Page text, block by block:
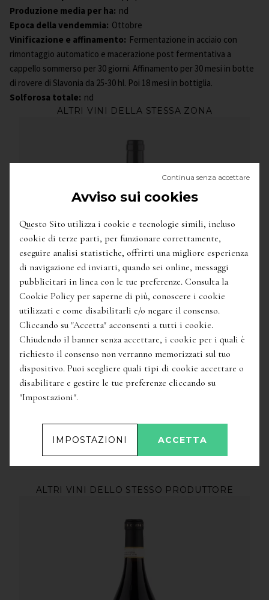
Produzione media per ha: nd
Epoca della vendemmia: Ottobre
Vinificazione e affinamento: Fermentazione in acciaio con
rimontaggio automatico e macerazione post fermentativa a
cappello sommerso per 30 giorni. Affinamento per 30 mesi in botte
di rovere di Slavonia da 25-30 hl. Poi 18 mesi in bottiglia.
Solforosa totale: nd
ALTRI VINI DELLA STESSA ZONA
9,90€ 11,80€
'San Luigi' Dogliani Docg / Chionetti
ALTRI VINI DELLO STESSO PRODUTTORE
Avviso sui cookies
Continua senza accettare
Questo Sito utilizza i cookie e tecnologie simili, incluso
cookie di terze parti, per funzionare correttamente,
eseguire analisi statistiche, offrirti una migliore esperienza
di navigazione ed inviarti, quando sei online, messaggi
pubblicitari in linea con le tue preferenze. Consulta la
Cookie Policy per saperne di più, conoscere i cookie
utilizzati e come disabilitarli e/o negare il consenso.
Cliccando su "Accetta" acconsenti a tutti i cookie.
Chiudendo il banner senza accettare, i cookie per i quali è
richiesto il consenso non verranno memorizzati sul tuo
dispositivo. Puoi scegliere quali tipi di cookie accettare o
disabilitare e gestire le tue preferenze cliccando su
"Impostazioni".
IMPOSTAZIONI ACCETTA